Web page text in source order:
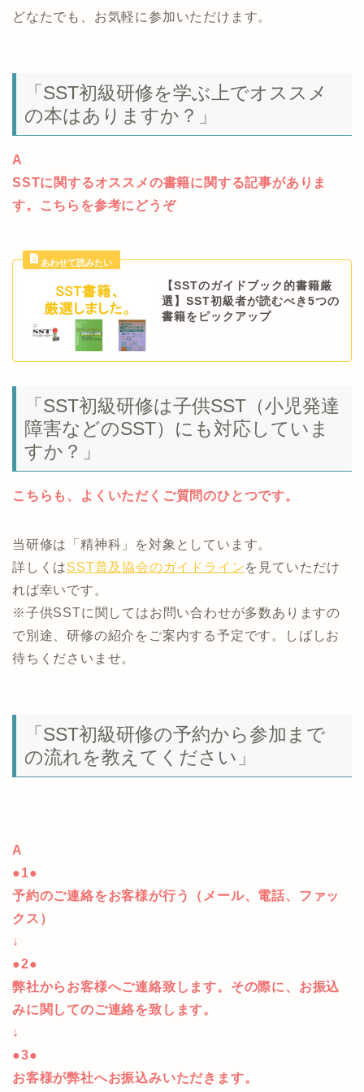
どなたでも、お気軽に参加いただけます。
「SST初級研修を学ぶ上でオススメ
の本はありますか？」
A
SSTに関するオススメの書籍に関する記事がありま
す。こちらを参考にどうぞ
【SSTのガイドブック的書籍厳
選】SST初級者が読むべき5つの
書籍をピックアップ
「SST初級研修は子供SST（小児発達
障害などのSST）にも対応していま
すか？」
こちらも、よくいただくご質問のひとつです。
当研修は「精神科」を対象としています。
詳しくはSST普及協会のガイドラインを見ていただけ
れば幸いです。
※子供SSTに関してはお問い合わせが多数ありますの
で別途、研修の紹介をご案内する予定です。しばしお
待ちくださいませ。
「SST初級研修の予約から参加まで
の流れを教えてください」
A
●1●
予約のご連絡をお客様が行う（メール、電話、ファッ
クス）
↓
●2●
弊社からお客様へご連絡致します。その際に、お振込
みに関してのご連絡を致します。
↓
●3●
お客様が弊社へお振込みいただきます。